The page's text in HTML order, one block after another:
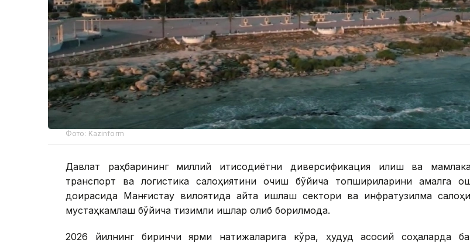
Фото: Kazinform
Давлат раҳбарининг миллий иқтисодиётни диверсификация қилиш ва
транспорт ва логистика салоҳиятини очиш бўйича топшириқларини амалга
доирасида Манғистау вилоятида қайта ишлаш сектори ва инфратузилма
мустаҳкамлаш бўйича тизимли ишлар олиб борилмоқда.
2026 йилнинг биринчи ярми натижаларига кўра, ҳудуд асосий соҳаларда